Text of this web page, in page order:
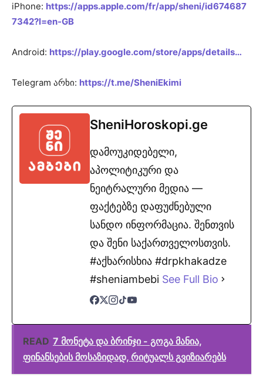
iPhone: https://apps.apple.com/fr/app/sheni/id674687
7342?l=en-GB
Android: https://play.google.com/store/apps/details…
Telegram არხი: https://t.me/SheniEkimi
SheniHoroskopi.ge
დამოუკიდებელი,
აპოლიტიკური და
ნეიტრალური მედია —
ფაქტებზე დაფუძნებული
სანდო ინფორმაცია. შენთვის
და შენი საქართველოსთვის.
#აქხარისხია #drpkhakadze
#sheniambebi See Full Bio
READ 7 მონეტა და ბრინჯი - გოგა მანია,
ფინანსების მოსაზიდად, რიტუალს გვიზიარებს